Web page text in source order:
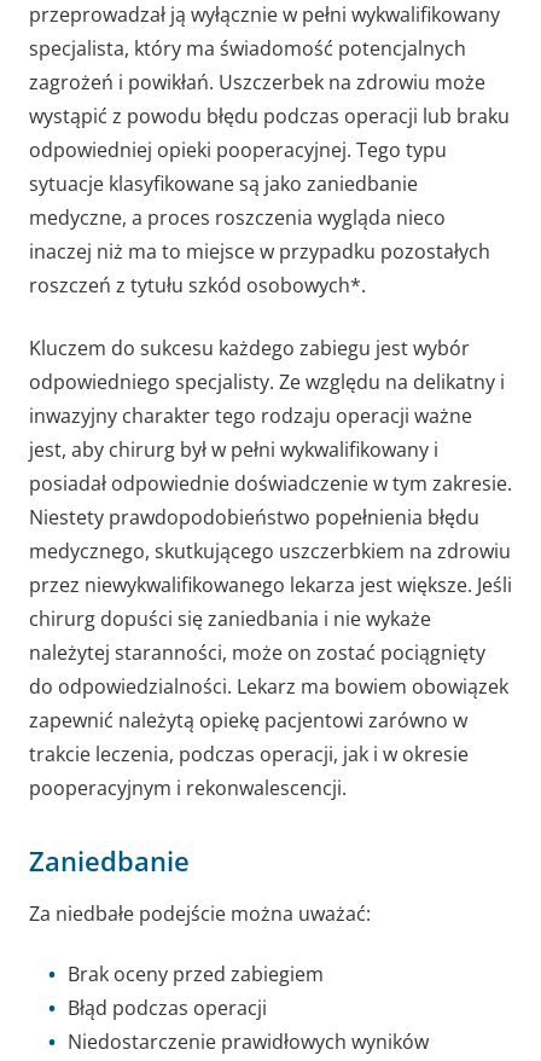
przeprowadzał ją wyłącznie w pełni wykwalifikowany
specjalista, który ma świadomość potencjalnych
zagrożeń i powikłań. Uszczerbek na zdrowiu może
wystąpić z powodu błędu podczas operacji lub braku
odpowiedniej opieki pooperacyjnej. Tego typu
sytuacje klasyfikowane są jako zaniedbanie
medyczne, a proces roszczenia wygląda nieco
inaczej niż ma to miejsce w przypadku pozostałych
roszczeń z tytułu szkód osobowych*.
Kluczem do sukcesu każdego zabiegu jest wybór
odpowiedniego specjalisty. Ze względu na delikatny i
inwazyjny charakter tego rodzaju operacji ważne
jest, aby chirurg był w pełni wykwalifikowany i
posiadał odpowiednie doświadczenie w tym zakresie.
Niestety prawdopodobieństwo popełnienia błędu
medycznego, skutkującego uszczerbkiem na zdrowiu
przez niewykwalifikowanego lekarza jest większe. Jeśli
chirurg dopuści się zaniedbania i nie wykaże
należytej staranności, może on zostać pociągnięty
do odpowiedzialności. Lekarz ma bowiem obowiązek
zapewnić należytą opiekę pacjentowi zarówno w
trakcie leczenia, podczas operacji, jak i w okresie
pooperacyjnym i rekonwalescencji.
Zaniedbanie
Za niedbałe podejście można uważać:
Brak oceny przed zabiegiem
Błąd podczas operacji
Niedostarczenie prawidłowych wyników